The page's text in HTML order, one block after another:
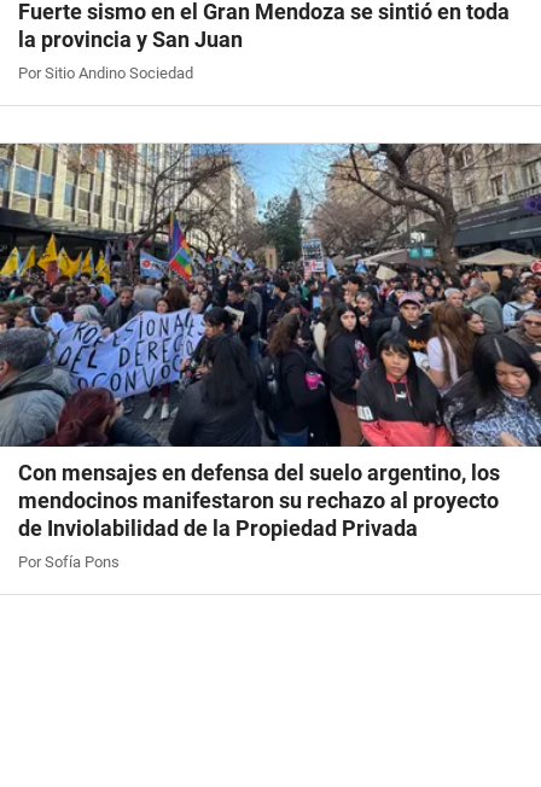
Fuerte sismo en el Gran Mendoza se sintió en toda
la provincia y San Juan
Por Sitio Andino Sociedad
Con mensajes en defensa del suelo argentino, los
mendocinos manifestaron su rechazo al proyecto
de Inviolabilidad de la Propiedad Privada
Por Sofía Pons